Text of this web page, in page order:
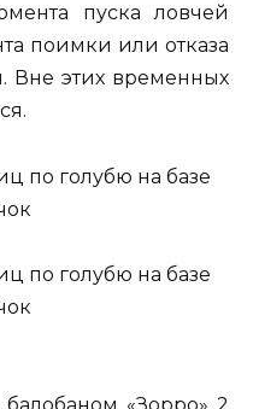
пуска ловчей
поимки или отказа
Вне этих временных